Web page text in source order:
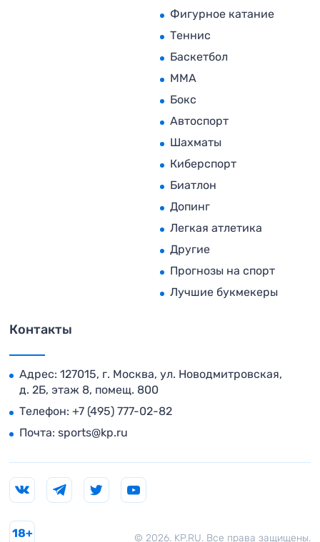
Фигурное катание
Теннис
Баскетбол
MMA
Бокс
Автоспорт
Шахматы
Киберспорт
Биатлон
Допинг
Легкая атлетика
Другие
Прогнозы на спорт
Лучшие букмекеры
Контакты
Адрес: 127015, г. Москва, ул. Новодмитровская,
д. 2Б, этаж 8, помещ. 800
Телефон: +7 (495) 777-02-82
Почта: sports@kp.ru
© 2026. KP.RU. Все права защищены.
18+